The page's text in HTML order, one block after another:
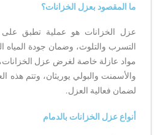
ما المقصود بعزل الخزانات؟
عزل الخزانات هو عملية تطبق على
التسرب والتلوث، وضمان جودة المياه
مواد عازلة خاصة لغرض عزل الخزانات،
والأسمنت والبولي يوريثان، وتتم هذه
لضمان فعالية العزل.
أنواع عزل الخزانات بالدمام